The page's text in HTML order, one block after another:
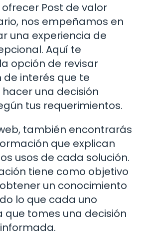
Post de valor
nos empeñamos en
una experiencia de
Aquí te
opción de revisar
interés que te
una decisión
tus requerimientos.
también encontrarás
que explican
usos de cada solución.
tiene como objetivo
un conocimiento
lo que cada uno
que tomes una decisión